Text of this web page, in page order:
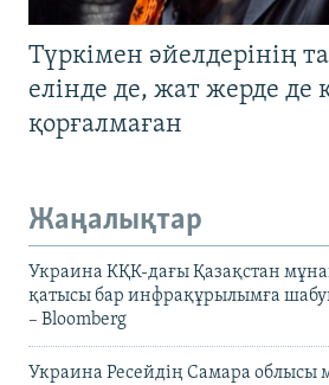
Түркімен әйелдерінің
елінде де, жат жерде де
қорғалмаған
Жаңалықтар
Украина КҚК-дағы Қазақстан
қатысы бар инфрақұрылымға
– Bloomberg
Украина Ресейдің Самара облысы